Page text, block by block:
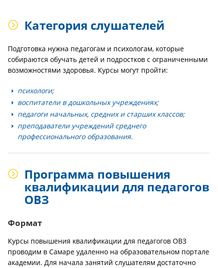
Категория слушателей
Подготовка нужна педагогам и психологам, которые
собираются обучать детей и подростков с ограниченными
возможностями здоровья. Курсы могут пройти:
психологи;
воспитатели в дошкольных учреждениях;
педагоги начальных, средних и старших классов;
преподаватели учреждений среднего
профессионального образования.
Программа повышения
квалификации для педагогов
ОВЗ
Формат
Курсы повышения квалификации для педагогов ОВЗ
проводим в Самаре удаленно на образовательном портале
академии. Для начала занятий слушателям достаточно